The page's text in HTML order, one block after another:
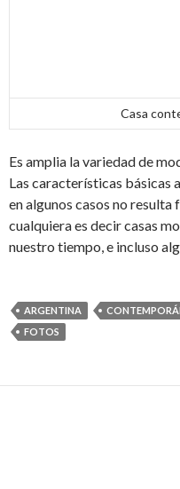
Casa
Es amplia la variedad de
Las características básicas
en algunos casos no resulta
cualquiera es decir casas
nuestro tiempo, e incluso
ARGENTINA
FOTOS